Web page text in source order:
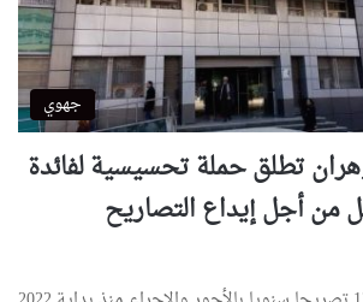
جهوي
تطلق حملة تحسيسية لفائدة
من أجل إيداع التصاريح